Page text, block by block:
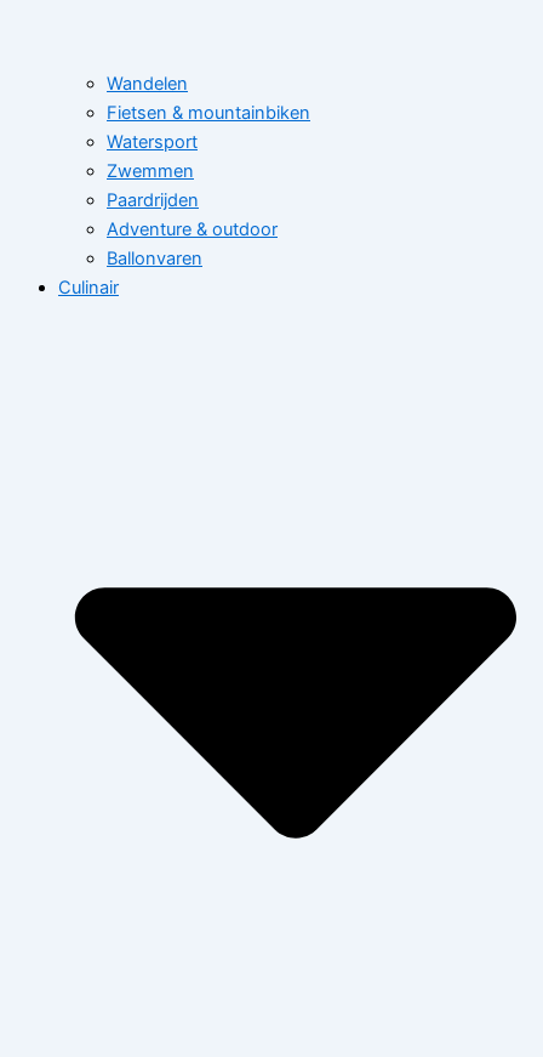
Wandelen
Fietsen & mountainbiken
Watersport
Zwemmen
Paardrijden
Adventure & outdoor
Ballonvaren
Culinair